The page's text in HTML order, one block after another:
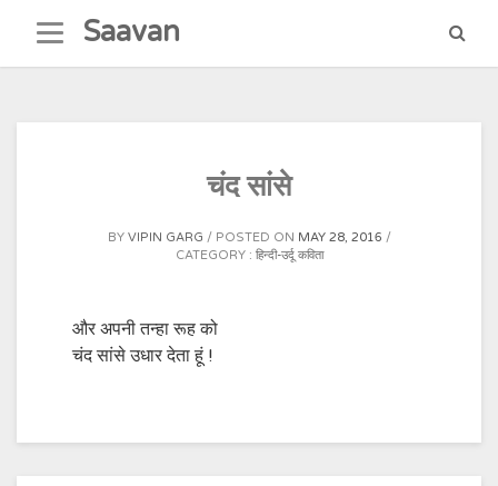
content
Saavan
चंद सांसे
BY VIPIN GARG POSTED ON MAY 28, 2016
CATEGORY : हिन्दी-उर्दू कविता
और अपनी तन्हा रूह को
चंद सांसे उधार देता हूं !